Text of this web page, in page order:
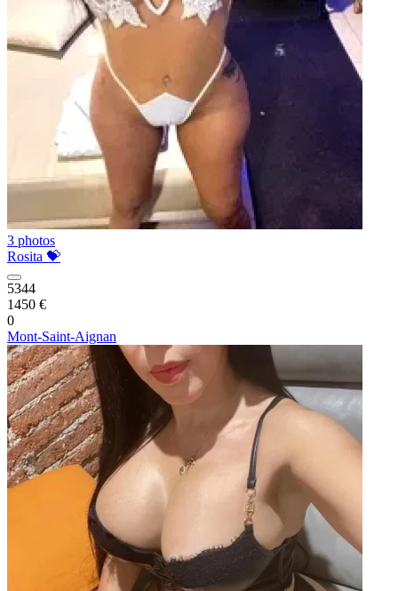
3 photos
Rosita 💝
5344
1450 €
0
Mont-Saint-Aignan